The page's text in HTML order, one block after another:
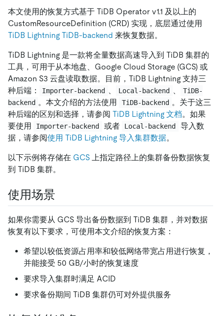
本文使用的恢复方式基于 TiDB Operator v1.1 及以上的
CustomResourceDefinition (CRD) 实现，底层通过使用
TiDB Lightning TiDB-backend 来恢复数据。
TiDB Lightning 是一款将全量数据高速导入到 TiDB 集群的
工具，可用于从本地盘、Google Cloud Storage (GCS) 或
Amazon S3 云盘读取数据。目前，TiDB Lightning 支持三
种后端：
Importer-backend 、 Local-backend 、
TiDB-
backend 。本文介绍的方法使用 TiDB-backend 。关于这三
种后端的区别和选择，请参阅 TiDB Lightning 文档。如果
要使用
Importer-backend 或者 Local-backend
导入数
据，请参阅使用 TiDB Lightning 导入集群数据。
以下示例将存储在 GCS 上指定路径上的集群备份数据恢复
到 TiDB 集群。
使用场景
如果你需要从 GCS 导出备份数据到 TiDB 集群，并对数据
恢复有以下要求，可使用本文介绍的恢复方案：
希望以较低资源占用率和较低网络带宽占用进行恢复，
并能接受 50 GB/小时的恢复速度
要求导入集群时满足 ACID
要求备份期间 TiDB 集群仍可对外提供服务